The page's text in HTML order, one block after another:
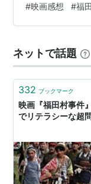
しているものの
幼い子供も容赦
のために生まれ
ンは特に辛かっ
郷に恋人？を残
#映画感想 #福
ネットで話題
332 ブックマーク
映画『福田村事
でリテラシーな超